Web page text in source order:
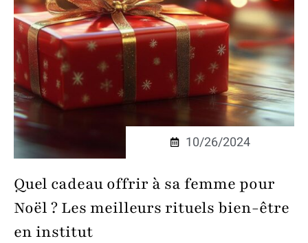
10/26/2024
Quel cadeau offrir à sa femme pour
Noël ? Les meilleurs rituels bien-être
en institut